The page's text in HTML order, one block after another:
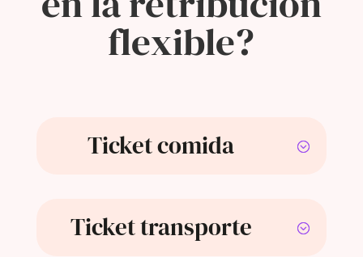
flexible?
Ticket comida
Ticket transporte